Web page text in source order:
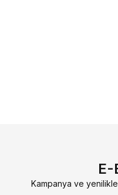
E-
Kampanya ve